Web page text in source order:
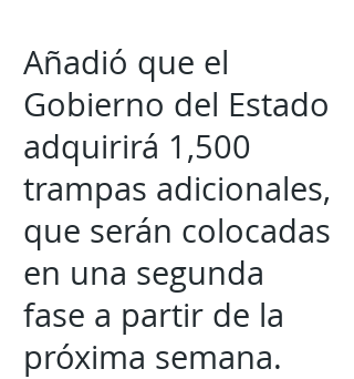
Añadió que el
Gobierno del Estado
adquirirá 1,500
trampas adicionales,
que serán colocadas
en una segunda
fase a partir de la
próxima semana.